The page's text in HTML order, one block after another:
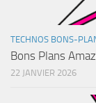
TECHNOS BONS-
Bons Plans
22 JANVIER 2026